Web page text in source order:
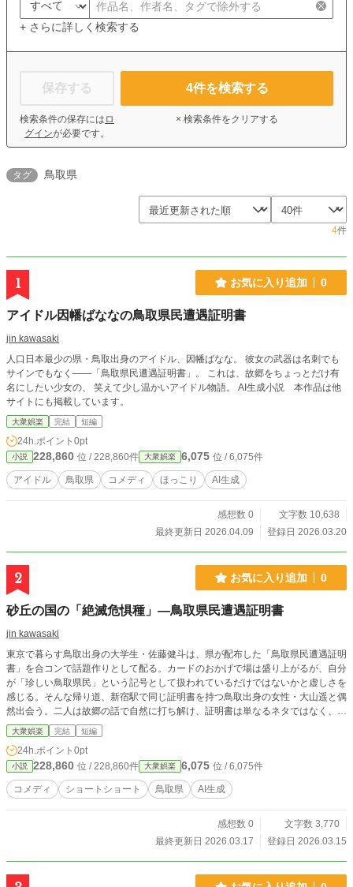
+ さらに詳しく検索する
保存する
検索条件の保存には ロ
グインが必要です。
4件を検索する
× 検索条件をクリアする
タグ 鳥取県
4件
1 お気に入り追加 0
アイドル因幡ばななの鳥取県民遭遇証明書
jin kawasaki
人口日本最少の県・鳥取出身のアイドル、因幡ばなな。 彼女の武器は名刺でも
サインでもなく――「鳥取県民遭遇証明書」。 これは、故郷をちょっとだけ有
名にしたい少女の、 笑えて少し温かいアイドル物語。 AI生成小説 本作品は他
サイトにも掲載しています。
大衆娯楽 完結 短編
24h.ポイント 0pt
小説 228,860 位 / 228,860件 大衆娯楽 6,075 位 / 6,075件
アイドル 鳥取県 コメディ ほっこり AI生成
感想数 0
文字数 10,638
最終更新日 2026.04.09
登録日 2026.03.20
2 お気に入り追加 0
砂丘の国の「絶滅危惧種」―鳥取県民遭遇証明書
jin kawasaki
東京で暮らす鳥取出身の大学生・佐藤健斗は、県が配布した「鳥取県民遭遇証明
書」を合コンで話題作りとして配る。カードのおかげで場は盛り上がるが、自分
が「珍しい鳥取県民」という記号として扱われているだけではないかと虚しさを
感じる。そんな帰り道、新宿駅で同じ証明書を持つ鳥取出身の女性・大山遥と偶
然出会う。二人は故郷の話で自然に打ち解け、証明書は単なるネタではなく、同
じルーツを持つ者同士をつなぐ「本当の絆の証」だと気づく。都会の中で、希少
な故郷のつながりの価値を見つけるAI生成小説。
大衆娯楽 完結 短編
24h.ポイント 0pt
小説 228,860 位 / 228,860件 大衆娯楽 6,075 位 / 6,075件
コメディ ショートショート 鳥取県 AI生成
感想数 0
文字数 3,770
最終更新日 2026.03.17
登録日 2026.03.15